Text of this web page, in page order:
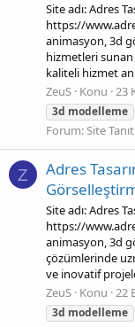
Site adı: Adres
https://
animasyon, 3d
hizmetleri
kaliteli hizmet
ZeuS Konu 23
3d modelleme
Forum:Site
Z
Adres
Site adı: Adres
https://
animasyon, 3d
çözümlerinde
ve inovatif
ZeuS Konu 22
3d modelleme